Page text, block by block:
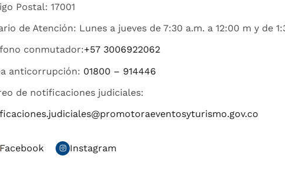
Postal: 17001
de Atención: Lunes a jueves de 7:30 a.m. a 12:00 m y de
conmutador:+57 3006922062
anticorrupción: 01800 – 914446
de notificaciones judiciales:
Facebook Instagram